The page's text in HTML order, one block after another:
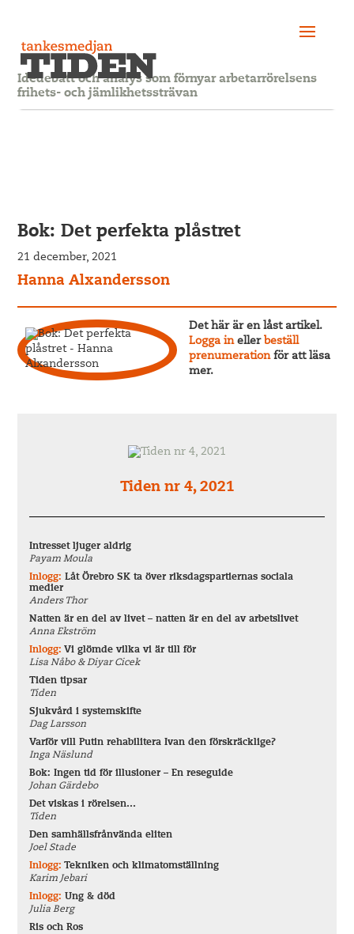
Idédebatt och analys som förnyar arbetarrörelsens
frihets- och jämlikhetssträvan
Bok: Det perfekta plåstret
21 december, 2021
Hanna Alxandersson
Det här är en låst artikel.
Logga ineller beställ
prenumerationför att läsa
mer.
Tiden nr 4, 2021
Intresset ljuger aldrig
Payam Moula
Inlogg:Låt Örebro SK ta över riksdagspartiernas sociala
medier
Anders Thor
Natten är en del av livet – natten är en del av arbetslivet
Anna Ekström
Inlogg: Vi glömde vilka vi är till för
Lisa Nåbo & Diyar Cicek
Tiden tipsar
Tiden
Sjukvård i systemskifte
Dag Larsson
Varför vill Putin rehabilitera Ivan den förskräcklige?
Inga Näslund
Bok: Ingen tid för illusioner – En reseguide
Johan Gärdebo
Det viskas i rörelsen…
Tiden
Den samhällsfrånvända eliten
Joel Stade
Inlogg:Tekniken och klimatomställning
Karim Jebari
Inlogg: Ung & död
Julia Berg
Ris och Ros